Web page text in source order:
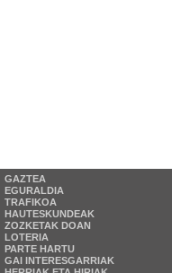
GAZTEA
EGURALDIA
TRAFIKOA
HAUTESKUNDEAK
ZOZKETAK DOAN
LOTERIA
PARTE HARTU
GAI INTERESGARRIAK